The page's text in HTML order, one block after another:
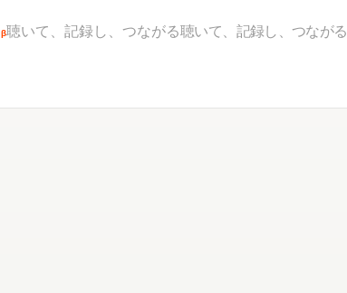
β聴いて、記録し、つながる聴いて、記録し、つながる